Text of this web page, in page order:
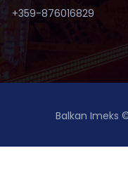
+359-876016829
Balkan Imeks